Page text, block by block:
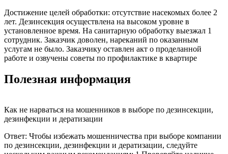
Достижение целей обработки: отсутствие насекомых более 2
лет. Дезинсекция осуществлена на высоком уровне в
установленное время. На санитарную обработку выезжал 1
сотрудник. Заказчик доволен, нареканий по оказанным
услугам не было. Заказчику оставлен акт о проделанной
работе и озвучены советы по профилактике в квартире
Полезная информация
Как не нарваться на мошенников в выборе по дезинсекции,
дезинфекции и дератизации
Ответ: Чтобы избежать мошенничества при выборе компании
по дезинсекции, дезинфекции и дератизации, следуйте